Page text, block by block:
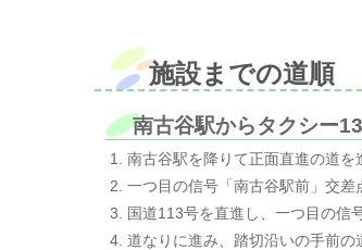
施設までの道順
南古谷駅からタクシー
南古谷駅を降りて正面直進の道を
一つ目の信号「南古谷駅前」交差
国道113号を直進し、一つ目の信
道なりに進み、踏切沿いの手前の